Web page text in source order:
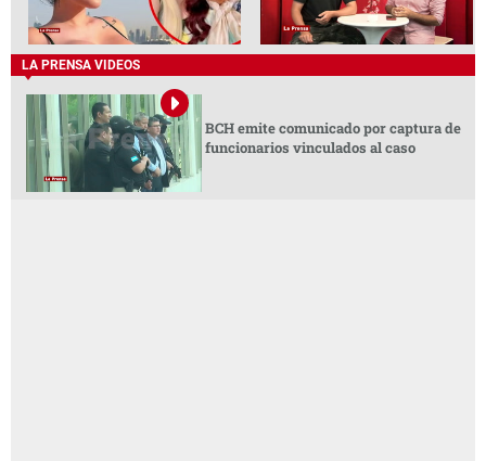
LA PRENSA VIDEOS
BCH emite comunicado por captura de
funcionarios vinculados al caso